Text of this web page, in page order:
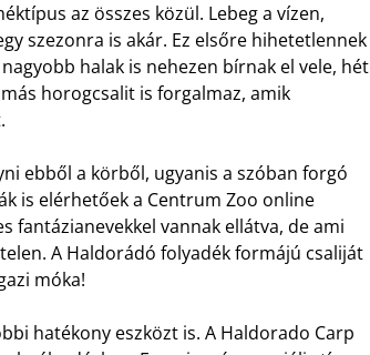
az összes közül. Lebeg a vízen,
szezonra is akár. Ez elsőre hihetetlennek
halak is nehezen bírnak el vele, hét
horogcsalit is forgalmaz, amik
ebből a körből, ugyanis a szóban forgó
is elérhetőek a Centrum Zoo online
fantázianevekkel vannak ellátva, de ami
A Haldorádó folyadék formájú csaliját
móka!
hatékony eszközt is. A Haldorado Carp